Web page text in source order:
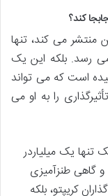
کند؟
منتشر می کند، تنها
رسد. بلکه این یک
است که می تواند
را به او می
تنها یک میلیاردر
گاهی طنزآمیزی
کریپتو، بلکه